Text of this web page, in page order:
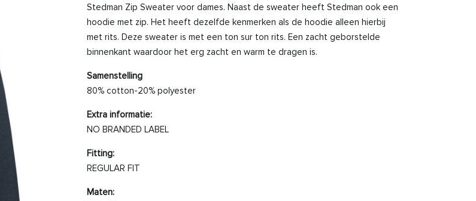
Stedman Zip Sweater voor dames. Naast de sweater heeft Stedman ook een
hoodie met zip. Het heeft dezelfde kenmerken als de hoodie alleen hierbij
met rits. Deze sweater is met een ton sur ton rits. Een zacht geborstelde
binnenkant waardoor het erg zacht en warm te dragen is.
Samenstelling
80% cotton-20% polyester
Extra informatie:
NO BRANDED LABEL
Fitting:
REGULAR FIT
Maten: